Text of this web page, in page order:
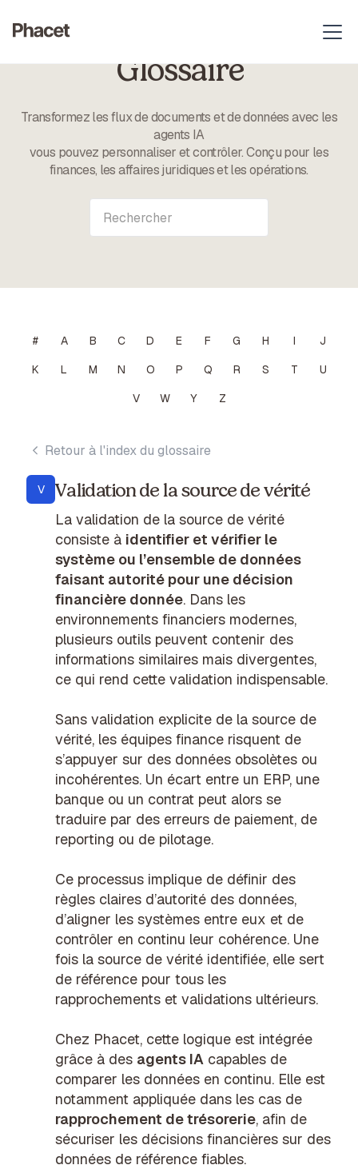
Glossaire
Transformez les flux de documents et de données avec les
agents IA
vous pouvez personnaliser et contrôler. Conçu pour les
finances, les affaires juridiques et les opérations.
# A B C D E F G H I
J
K
L M N O P Q R S T
U
V
W Y Z
Retour à l'index du glossaire
V Validation de la source de vérité
La validation de la source de vérité
consiste à identifier et vérifier le
système ou l’ensemble de données
faisant autorité pour une décision
financière donnée. Dans les
environnements financiers modernes,
plusieurs outils peuvent contenir des
informations similaires mais divergentes,
ce qui rend cette validation indispensable.
Sans validation explicite de la source de
vérité, les équipes finance risquent de
s’appuyer sur des données obsolètes ou
incohérentes. Un écart entre un ERP, une
banque ou un contrat peut alors se
traduire par des erreurs de paiement, de
reporting ou de pilotage.
Ce processus implique de définir des
règles claires d’autorité des données,
d’aligner les systèmes entre eux et de
contrôler en continu leur cohérence. Une
fois la source de vérité identifiée, elle sert
de référence pour tous les
rapprochements et validations ultérieurs.
Chez Phacet, cette logique est intégrée
grâce à des agents IA capables de
comparer les données en continu. Elle est
notamment appliquée dans les cas de
rapprochement de trésorerie, afin de
sécuriser les décisions financières sur des
données de référence fiables.